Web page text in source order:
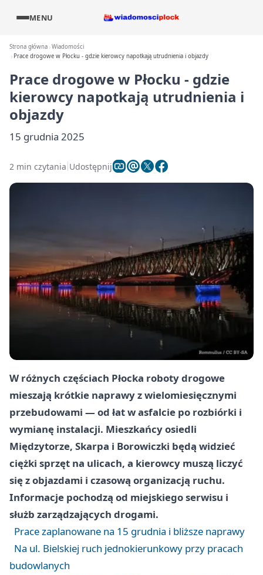
MENU
Strona główna Wiadomości
Prace drogowe w Płocku - gdzie kierowcy napotkają utrudnienia i objazdy
Prace drogowe w Płocku - gdzie
kierowcy napotkają utrudnienia i
objazdy
15 grudnia 2025
2 min czytania Udostępnij
W różnych częściach Płocka roboty drogowe
mieszają krótkie naprawy z wielomiesięcznymi
przebudowami — od łat w asfalcie po rozbiórki i
wymianę instalacji. Mieszkańcy osiedli
Międzytorze, Skarpa i Borowiczki będą widzieć
ciężki sprzęt na ulicach, a kierowcy muszą liczyć
się z objazdami i czasową organizacją ruchu.
Informacje pochodzą od miejskiego serwisu i
służb zarządzających drogami.
Prace zaplanowane na 15 grudnia i bliższe naprawy
Na ul. Bielskiej ruch jednokierunkowy przy pracach
budowlanych